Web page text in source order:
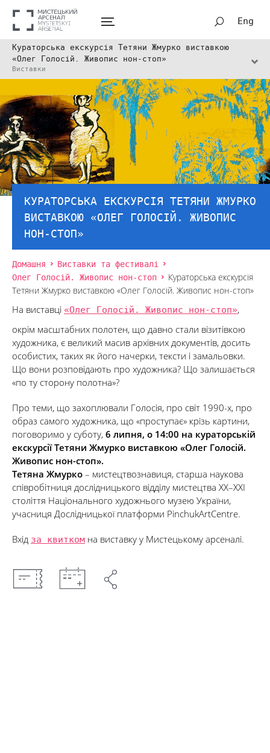
Eng
Кураторська екскурсія Тетяни Жмурко виставкою
«Олег Голосій. Живопис нон-стоп»
Виставки
КУРАТОРСЬКА ЕКСКУРСІЯ ТЕТЯНИ ЖМУРКО
ВИСТАВКОЮ «ОЛЕГ ГОЛОСІЙ. ЖИВОПИС
НОН-СТОП»
Домашня
Виставки та фестивалі
Олег Голосій. Живопис нон-стоп
Кураторська екскурсія
Тетяни Жмурко виставкою «Олег Голосій. Живопис нон-стоп»
На виставці «Олег Голосій. Живопис нон-стоп»,
окрім масштабних полотен, що давно стали візитівкою
художника, є великий масив архівних документів, досить
особистих, таких як його начерки, тексти і замальовки.
Що вони розповідають про художника? Що залишається
«по ту сторону полотна»?
Про теми, що захоплювали Голосія, про світ 1990-х, про
образ самого художника, що «проступає» крізь картини,
поговоримо у суботу, 6 липня, о 14:00 на кураторській
екскурсії Тетяни Жмурко виставкою «Олег Голосій.
Живопис нон-стоп».
Тетяна Жмурко – мистецтвознавиця, старша наукова
співробітниця дослідницького відділу мистецтва XX–XXI
століття Національного художнього музею України,
учасниця Дослідницької платформи PinchukArtCentre.
Вхід за квитком на виставку у Мистецькому арсеналі.